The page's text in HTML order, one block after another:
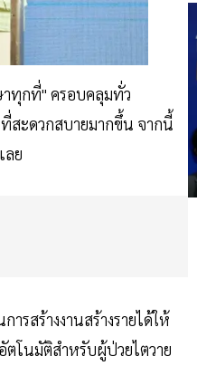
าทุกที่" ครอบคลุมทั่ว
สะดวกสบายมากขึ้น จากนี้
ลย
สร้างงานสร้างรายได้ให้
ตโนมัติสำหรับผู้ป่วยไตวาย